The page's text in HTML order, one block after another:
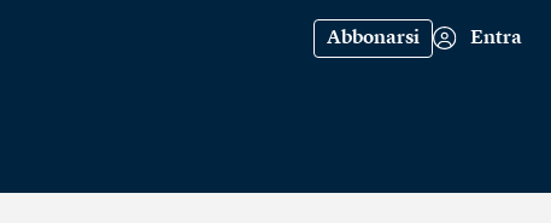
Abbonarsi Entra